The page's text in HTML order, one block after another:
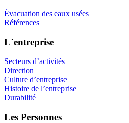
Évacuation des eaux usées
Références
L`entreprise
Secteurs d’activités
Direction
Culture d’entreprise
Histoire de l’entreprise
Durabilité
Les Personnes